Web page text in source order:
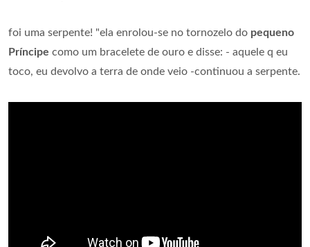
foi uma serpente! "ela enrolou-se no tornozelo do pequeno
Príncipe como um bracelete de ouro e disse: - aquele q eu
toco, eu devolvo a terra de onde veio -continuou a serpente.